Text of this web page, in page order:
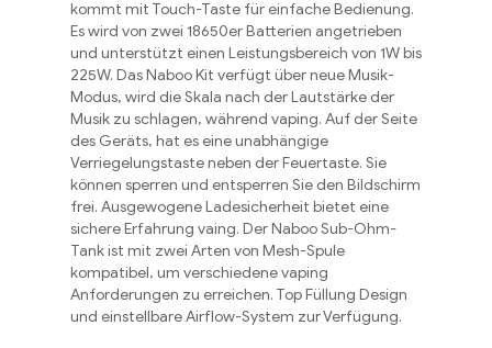
kommt mit Touch-Taste für einfache Bedienung.
Es wird von zwei 18650er Batterien angetrieben
und unterstützt einen Leistungsbereich von 1W bis
225W. Das Naboo Kit verfügt über neue Musik-
Modus, wird die Skala nach der Lautstärke der
Musik zu schlagen, während vaping. Auf der Seite
des Geräts, hat es eine unabhängige
Verriegelungstaste neben der Feuertaste. Sie
können sperren und entsperren Sie den Bildschirm
frei. Ausgewogene Ladesicherheit bietet eine
sichere Erfahrung vaing. Der Naboo Sub-Ohm-
Tank ist mit zwei Arten von Mesh-Spule
kompatibel, um verschiedene vaping
Anforderungen zu erreichen. Top Füllung Design
und einstellbare Airflow-System zur Verfügung.